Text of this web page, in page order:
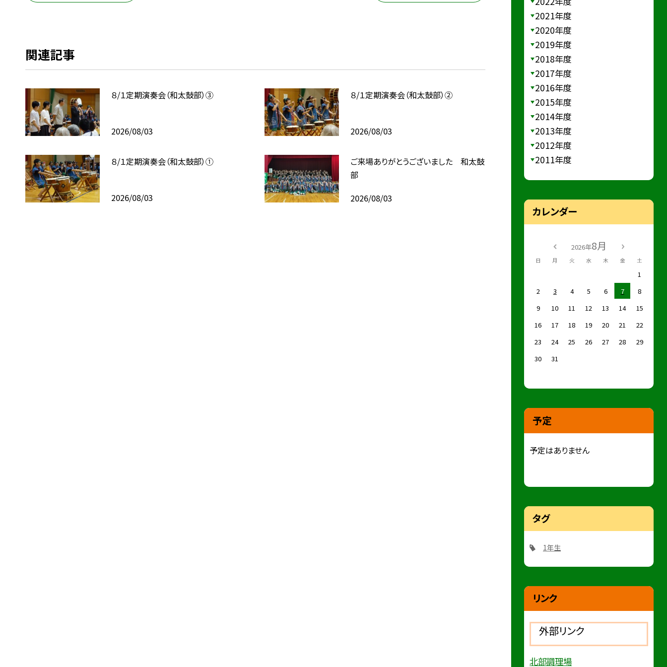
関連記事
８/１定期演奏会（和太鼓部）③
2026/08/03
８/１定期演奏会（和太鼓部）②
2026/08/03
８/１定期演奏会（和太鼓部）①
2026/08/03
ご来場ありがとうございました 和太鼓
部
2026/08/03
2021年度
2020年度
2019年度
2018年度
2017年度
2016年度
2015年度
2014年度
2013年度
2012年度
2011年度
カレンダー
2026年8月
日 月 火 水 木 金 土
1
2
3 4 5 6 7
8
9
10 11 12 13 14
15
16
17 18 19 20 21
22
23
24 25 26 27 28
29
30
31
予定
予定はありません
タグ
1年生
リンク
外部リンク
北部調理場